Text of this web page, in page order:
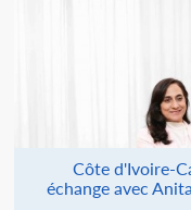
Côte d'Ivoire-
échange avec